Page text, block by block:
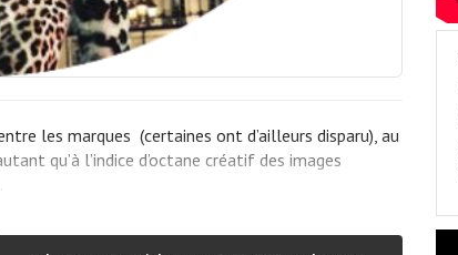
les marques (certaines ont d’ailleurs disparu), au
qu’à l’indice d’octane créatif des images